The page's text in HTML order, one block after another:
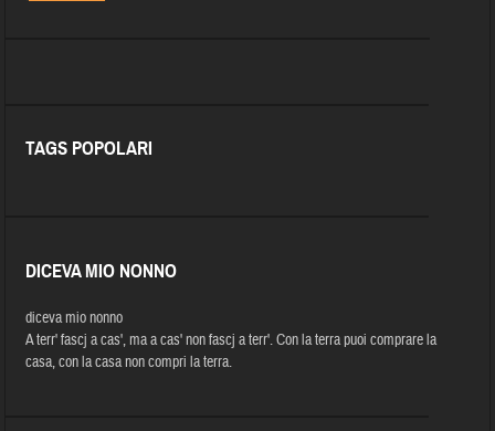
TAGS POPOLARI
DICEVA MIO NONNO
diceva mio nonno
A terr' fascj a cas', ma a cas' non fascj a terr'. Con la terra puoi comprare la
casa, con la casa non compri la terra.